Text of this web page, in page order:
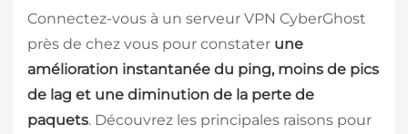
Connectez-vous à un serveur VPN CyberGhost
près de chez vous pour constater une
amélioration instantanée du ping, moins de pics
de lag et une diminution de la perte de
paquets. Découvrez les principales raisons pour